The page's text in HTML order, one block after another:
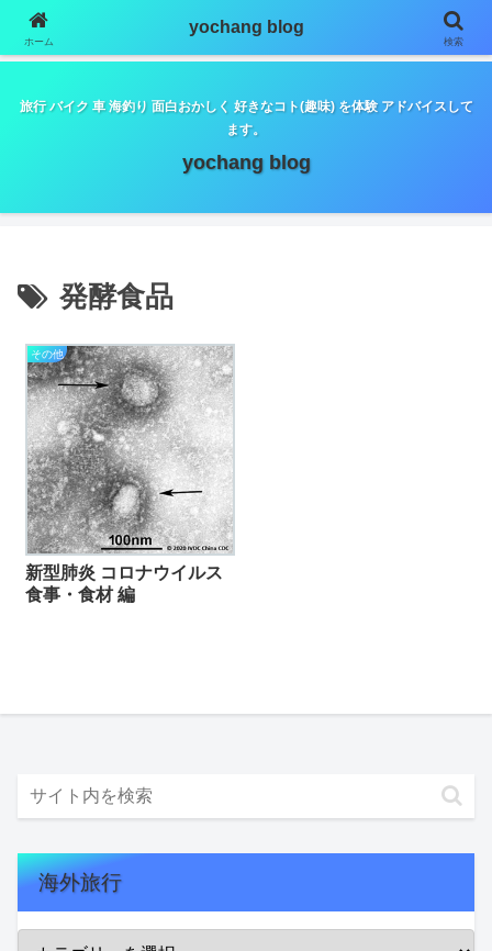
google.com, pub-5798179889932653, DIRECT,
f08c47fec0942fa0
旅行 バイク 車 海釣り 面白おかしく 好きなコト(趣味) を体験 アドバイスして
ます。
yochang blog
発酵食品
その他
新型肺炎 コロナウイルス
食事・食材 編
海外旅行
ホーム
yochang blog
検索